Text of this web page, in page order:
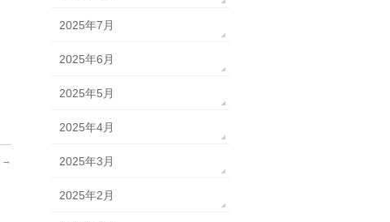
→
2025年7月
2025年6月
2025年5月
2025年4月
2025年3月
2025年2月